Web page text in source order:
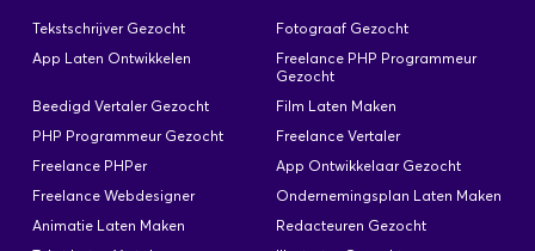
Bedrijfsprofiel: Van Oranje is een
leveren van ICT professionals aan
opdrachtgevers door heel Nederland. Onze
het juiste moment op de juiste plaats. Dit doen
wij al ruim 10 jaar met succes! Functie-
omschrijving: Wij zijn voor onze opdrachtgever
op zoek naar een Netwerkbeheerder. …
Tekstschrijver Gezocht
Fotograaf Gezocht
App Laten Ontwikkelen
Freelance PHP Programmeur
Gezocht
Beedigd Vertaler Gezocht
Film Laten Maken
PHP Programmeur Gezocht
Freelance Vertaler
Freelance PHPer
App Ontwikkelaar Gezocht
Freelance Webdesigner
Ondernemingsplan Laten Maken
Animatie Laten Maken
Redacteuren Gezocht